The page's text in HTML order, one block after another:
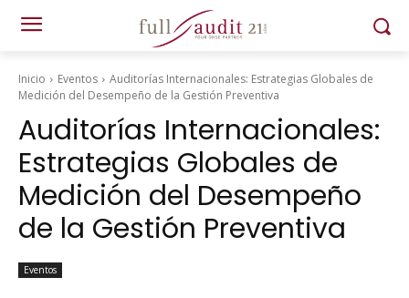
Inicio Eventos
Auditorías Internacionales: Estrategias Globales de
Medición del Desempeño de la Gestión Preventiva
Auditorías Internacionales:
Estrategias Globales de
Medición del Desempeño
de la Gestión Preventiva
Eventos